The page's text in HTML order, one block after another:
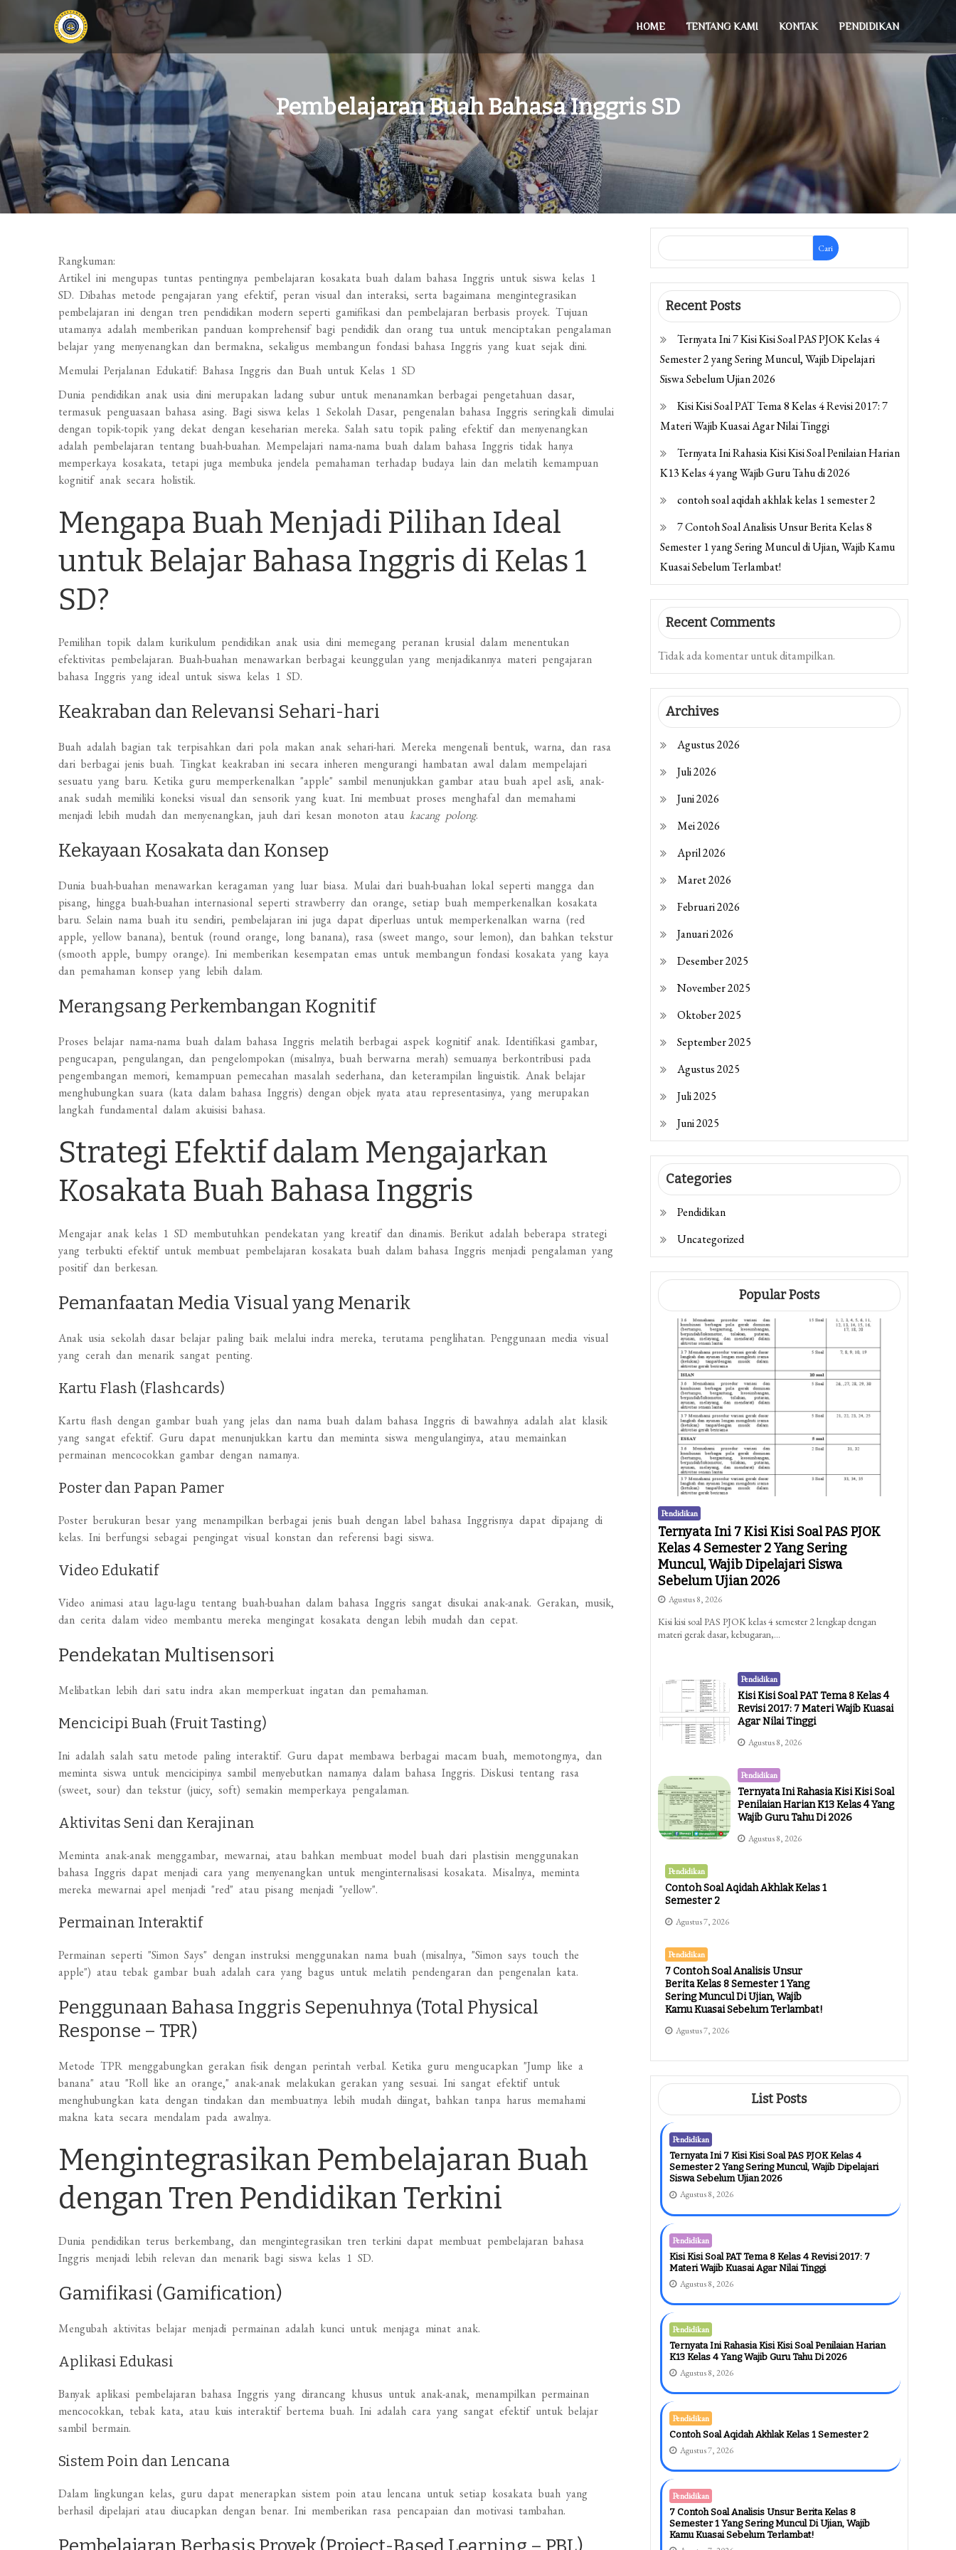
content
STIP Graha
Karya Muara
Bulian
Membangun SDM Profesional di Jambi
HOME TENTANG KAMI KONTAK PENDIDIKAN
Pembelajaran Buah Bahasa Inggris SD
Rangkuman:
Artikel ini mengupas tuntas pentingnya pembelajaran kosakata buah dalam bahasa Inggris untuk siswa kelas 1
SD. Dibahas metode pengajaran yang efektif, peran visual dan interaksi, serta bagaimana mengintegrasikan
pembelajaran ini dengan tren pendidikan modern seperti gamifikasi dan pembelajaran berbasis proyek. Tujuan
utamanya adalah memberikan panduan komprehensif bagi pendidik dan orang tua untuk menciptakan pengalaman
belajar yang menyenangkan dan bermakna, sekaligus membangun fondasi bahasa Inggris yang kuat sejak dini.
Memulai Perjalanan Edukatif: Bahasa Inggris dan Buah untuk Kelas 1 SD
Dunia pendidikan anak usia dini merupakan ladang subur untuk menanamkan berbagai pengetahuan dasar,
termasuk penguasaan bahasa asing. Bagi siswa kelas 1 Sekolah Dasar, pengenalan bahasa Inggris seringkali dimulai
dengan topik-topik yang dekat dengan keseharian mereka. Salah satu topik paling efektif dan menyenangkan
adalah pembelajaran tentang buah-buahan. Mempelajari nama-nama buah dalam bahasa Inggris tidak hanya
memperkaya kosakata, tetapi juga membuka jendela pemahaman terhadap budaya lain dan melatih kemampuan
kognitif anak secara holistik.
Mengapa Buah Menjadi Pilihan Ideal
untuk Belajar Bahasa Inggris di Kelas 1
SD?
Pemilihan topik dalam kurikulum pendidikan anak usia dini memegang peranan krusial dalam menentukan
efektivitas pembelajaran. Buah-buahan menawarkan berbagai keunggulan yang menjadikannya materi pengajaran
bahasa Inggris yang ideal untuk siswa kelas 1 SD.
Keakraban dan Relevansi Sehari-hari
Buah adalah bagian tak terpisahkan dari pola makan anak sehari-hari. Mereka mengenali bentuk, warna, dan rasa
dari berbagai jenis buah. Tingkat keakraban ini secara inheren mengurangi hambatan awal dalam mempelajari
sesuatu yang baru. Ketika guru memperkenalkan "apple" sambil menunjukkan gambar atau buah apel asli, anak-
anak sudah memiliki koneksi visual dan sensorik yang kuat. Ini membuat proses menghafal dan memahami
menjadi lebih mudah dan menyenangkan, jauh dari kesan monoton ataukacang polong.
Kekayaan Kosakata dan Konsep
Dunia buah-buahan menawarkan keragaman yang luar biasa. Mulai dari buah-buahan lokal seperti mangga dan
pisang, hingga buah-buahan internasional seperti strawberry dan orange, setiap buah memperkenalkan kosakata
baru. Selain nama buah itu sendiri, pembelajaran ini juga dapat diperluas untuk memperkenalkan warna (red
apple, yellow banana), bentuk (round orange, long banana), rasa (sweet mango, sour lemon), dan bahkan tekstur
(smooth apple, bumpy orange). Ini memberikan kesempatan emas untuk membangun fondasi kosakata yang kaya
dan pemahaman konsep yang lebih dalam.
Merangsang Perkembangan Kognitif
Proses belajar nama-nama buah dalam bahasa Inggris melatih berbagai aspek kognitif anak. Identifikasi gambar,
pengucapan, pengulangan, dan pengelompokan (misalnya, buah berwarna merah) semuanya berkontribusi pada
pengembangan memori, kemampuan pemecahan masalah sederhana, dan keterampilan linguistik. Anak belajar
menghubungkan suara (kata dalam bahasa Inggris) dengan objek nyata atau representasinya, yang merupakan
langkah fundamental dalam akuisisi bahasa.
Strategi Efektif dalam Mengajarkan
Kosakata Buah Bahasa Inggris
Mengajar anak kelas 1 SD membutuhkan pendekatan yang kreatif dan dinamis. Berikut adalah beberapa strategi
yang terbukti efektif untuk membuat pembelajaran kosakata buah dalam bahasa Inggris menjadi pengalaman yang
positif dan berkesan.
Pemanfaatan Media Visual yang Menarik
Anak usia sekolah dasar belajar paling baik melalui indra mereka, terutama penglihatan. Penggunaan media visual
yang cerah dan menarik sangat penting.
Kartu Flash (Flashcards)
Kartu flash dengan gambar buah yang jelas dan nama buah dalam bahasa Inggris di bawahnya adalah alat klasik
yang sangat efektif. Guru dapat menunjukkan kartu dan meminta siswa mengulanginya, atau memainkan
permainan mencocokkan gambar dengan namanya.
Poster dan Papan Pamer
Poster berukuran besar yang menampilkan berbagai jenis buah dengan label bahasa Inggrisnya dapat dipajang di
kelas. Ini berfungsi sebagai pengingat visual konstan dan referensi bagi siswa.
Video Edukatif
Video animasi atau lagu-lagu tentang buah-buahan dalam bahasa Inggris sangat disukai anak-anak. Gerakan, musik,
dan cerita dalam video membantu mereka mengingat kosakata dengan lebih mudah dan cepat.
Pendekatan Multisensori
Melibatkan lebih dari satu indra akan memperkuat ingatan dan pemahaman.
Mencicipi Buah (Fruit Tasting)
Ini adalah salah satu metode paling interaktif. Guru dapat membawa berbagai macam buah, memotongnya, dan
meminta siswa untuk mencicipinya sambil menyebutkan namanya dalam bahasa Inggris. Diskusi tentang rasa
(sweet, sour) dan tekstur (juicy, soft) semakin memperkaya pengalaman.
Aktivitas Seni dan Kerajinan
Meminta anak-anak menggambar, mewarnai, atau bahkan membuat model buah dari plastisin menggunakan
bahasa Inggris dapat menjadi cara yang menyenangkan untuk menginternalisasi kosakata. Misalnya, meminta
mereka mewarnai apel menjadi "red" atau pisang menjadi "yellow".
Permainan Interaktif
Permainan seperti "Simon Says" dengan instruksi menggunakan nama buah (misalnya, "Simon says touch the
apple") atau tebak gambar buah adalah cara yang bagus untuk melatih pendengaran dan pengenalan kata.
Penggunaan Bahasa Inggris Sepenuhnya (Total Physical
Response – TPR)
Metode TPR menggabungkan gerakan fisik dengan perintah verbal. Ketika guru mengucapkan "Jump like a
banana" atau "Roll like an orange," anak-anak melakukan gerakan yang sesuai. Ini sangat efektif untuk
menghubungkan kata dengan tindakan dan membuatnya lebih mudah diingat, bahkan tanpa harus memahami
makna kata secara mendalam pada awalnya.
Mengintegrasikan Pembelajaran Buah
dengan Tren Pendidikan Terkini
Dunia pendidikan terus berkembang, dan mengintegrasikan tren terkini dapat membuat pembelajaran bahasa
Inggris menjadi lebih relevan dan menarik bagi siswa kelas 1 SD.
Gamifikasi (Gamification)
Mengubah aktivitas belajar menjadi permainan adalah kunci untuk menjaga minat anak.
Aplikasi Edukasi
Banyak aplikasi pembelajaran bahasa Inggris yang dirancang khusus untuk anak-anak, menampilkan permainan
mencocokkan, tebak kata, atau kuis interaktif bertema buah. Ini adalah cara yang sangat efektif untuk belajar
sambil bermain.
Sistem Poin dan Lencana
Dalam lingkungan kelas, guru dapat menerapkan sistem poin atau lencana untuk setiap kosakata buah yang
berhasil dipelajari atau diucapkan dengan benar. Ini memberikan rasa pencapaian dan motivasi tambahan.
Cari
Recent Posts
Ternyata Ini 7 Kisi Kisi Soal PAS PJOK Kelas 4
Semester 2 yang Sering Muncul, Wajib Dipelajari
Siswa Sebelum Ujian 2026
Kisi Kisi Soal PAT Tema 8 Kelas 4 Revisi 2017: 7
Materi Wajib Kuasai Agar Nilai Tinggi
Ternyata Ini Rahasia Kisi Kisi Soal Penilaian Harian
K13 Kelas 4 yang Wajib Guru Tahu di 2026
contoh soal aqidah akhlak kelas 1 semester 2
7 Contoh Soal Analisis Unsur Berita Kelas 8
Semester 1 yang Sering Muncul di Ujian, Wajib Kamu
Kuasai Sebelum Terlambat!
Recent Comments
Tidak ada komentar untuk ditampilkan.
Archives
Agustus 2026
Juli 2026
Juni 2026
Mei 2026
April 2026
Maret 2026
Februari 2026
Januari 2026
Desember 2025
November 2025
Oktober 2025
September 2025
Agustus 2025
Juli 2025
Juni 2025
Categories
Pendidikan
Uncategorized
Popular Posts
Pendidikan
Ternyata Ini 7 Kisi Kisi Soal PAS PJOK
Kelas 4 Semester 2 Yang Sering
Muncul, Wajib Dipelajari Siswa
Sebelum Ujian 2026
Agustus 8, 2026
Kisi kisi soal PAS PJOK kelas 4 semester 2 lengkap dengan
materi gerak dasar, kebugaran,…
Pendidikan
Kisi Kisi Soal PAT Tema 8 Kelas 4
Revisi 2017: 7 Materi Wajib Kuasai
Agar Nilai Tinggi
Agustus 8, 2026
Pendidikan
Ternyata Ini Rahasia Kisi Kisi Soal
Penilaian Harian K13 Kelas 4 Yang
Wajib Guru Tahu Di 2026
Agustus 8, 2026
Pendidikan
Contoh Soal Aqidah Akhlak Kelas 1
Semester 2
Agustus 7, 2026
Pendidikan
7 Contoh Soal Analisis Unsur
Berita Kelas 8 Semester 1 Yang
Sering Muncul Di Ujian, Wajib
Kamu Kuasai Sebelum Terlambat!
Agustus 7, 2026
List Posts
Pendidikan
Ternyata Ini 7 Kisi Kisi Soal PAS PJOK Kelas 4
Semester 2 Yang Sering Muncul, Wajib Dipelajari
Siswa Sebelum Ujian 2026
Agustus 8, 2026
Pendidikan
Kisi Kisi Soal PAT Tema 8 Kelas 4 Revisi 2017: 7
Materi Wajib Kuasai Agar Nilai Tinggi
Agustus 8, 2026
Pendidikan
Ternyata Ini Rahasia Kisi Kisi Soal Penilaian Harian
K13 Kelas 4 Yang Wajib Guru Tahu Di 2026
Agustus 8, 2026
Pendidikan
Contoh Soal Aqidah Akhlak Kelas 1 Semester 2
Agustus 7, 2026
Pendidikan
7 Contoh Soal Analisis Unsur Berita Kelas 8
Semester 1 Yang Sering Muncul Di Ujian, Wajib
Kamu Kuasai Sebelum Terlambat!